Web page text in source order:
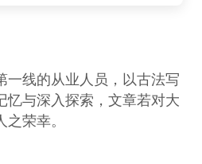
一线的从业人员，以古法写
忆与深入探索，文章若对大
荣幸。